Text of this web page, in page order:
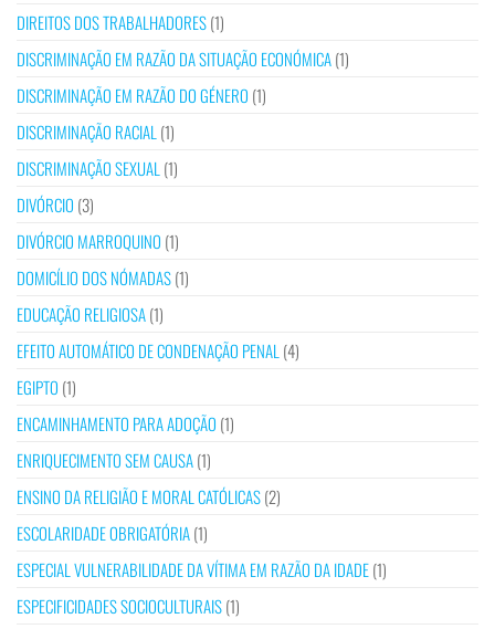
DIREITOS DOS TRABALHADORES(1)
DISCRIMINAÇÃO EM RAZÃO DA SITUAÇÃO ECONÓMICA(1)
DISCRIMINAÇÃO EM RAZÃO DO GÉNERO (1)
DISCRIMINAÇÃO RACIAL (1)
DISCRIMINAÇÃO SEXUAL (1)
DIVÓRCIO (3)
DIVÓRCIO MARROQUINO (1)
DOMICÍLIO DOS NÓMADAS(1)
EDUCAÇÃO RELIGIOSA(1)
EFEITO AUTOMÁTICO DE CONDENAÇÃO PENAL (4)
EGIPTO (1)
ENCAMINHAMENTO PARA ADOÇÃO (1)
ENRIQUECIMENTO SEM CAUSA(1)
ENSINO DA RELIGIÃO E MORAL CATÓLICAS(2)
ESCOLARIDADE OBRIGATÓRIA(1)
ESPECIAL VULNERABILIDADE DA VÍTIMA EM RAZÃO DA IDADE(1)
ESPECIFICIDADES SOCIOCULTURAIS(1)